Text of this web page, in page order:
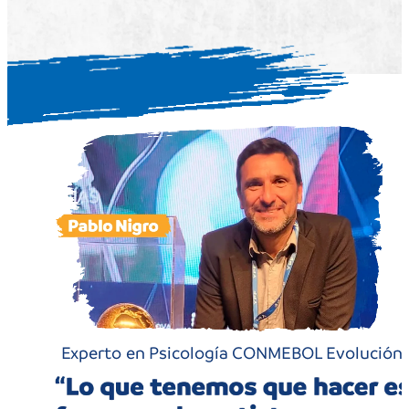
¿Después empezaba lo específico?
Sí, después empezábamos las
actividades. Y eso era diferente, por
ejemplo, trabajamos en conceptos
como el trabajo en equipo, la
frustración, el liderazgo, diferentes
temas que son los que se ponen en
juego muchas veces en la
competencia. Y que ellos puedan
entender la importancia que tiene el
triunfo y la derrota. Están en una
etapa de su vida media esponja, donde
absorben toda esta información, y lo
que buscamos nosotros es que